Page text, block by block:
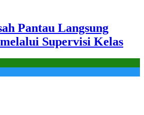
Pantau Langsung
Supervisi Kelas